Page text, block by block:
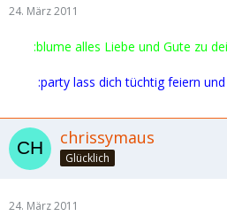
24. März 2011
:blume alles Liebe und Gute zu
:party lass dich tüchtig feiern
chrissymaus
Glücklich
24. März 2011